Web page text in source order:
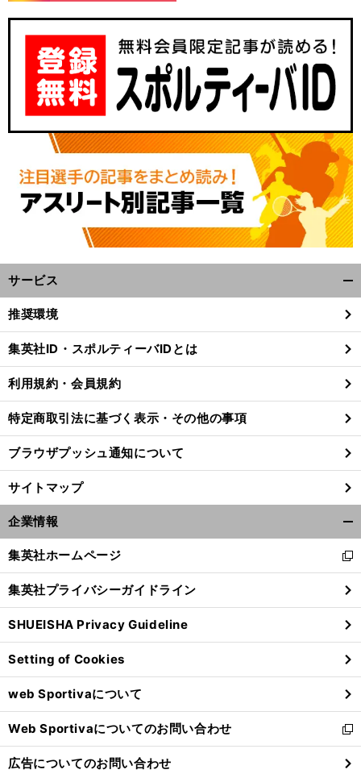
】 【
無
】
サービス
閉
る
推奨環境
集英社ID・スポルティーバIDとは
利用規約・会員規約
特定商取引法に基づく表示・その他の事項
ブラウザプッシュ通知について
サイトマップ
企業情報
閉
る
集英社ホームページ
新
し
い
ウ
ィ
ン
ド
ウ
で
開
く
集英社プライバシーガイドライン
SHUEISHA Privacy Guideline
Setting of Cookies
web Sportivaについて
Web Sportivaについてのお問い合わせ
新
し
い
広告についてのお問い合わせ